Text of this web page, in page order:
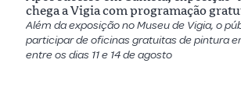
chega a Vigia com programação
Além da exposição no Museu de Vigia, o
participar de oficinas gratuitas de pintura
entre os dias 11 e 14 de agosto